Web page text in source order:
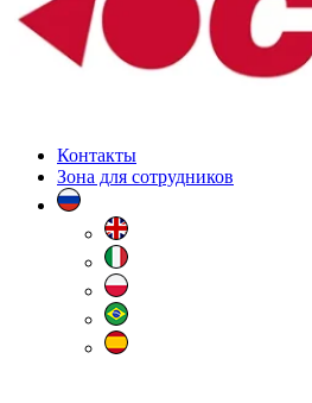
Контакты
Зона для сотрудников